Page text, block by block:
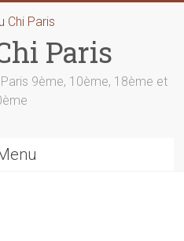
Paris
9ème, 10ème, 18ème et